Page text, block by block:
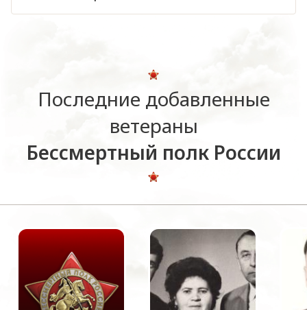
Последние добавленные
ветераны
Бессмертный полк России